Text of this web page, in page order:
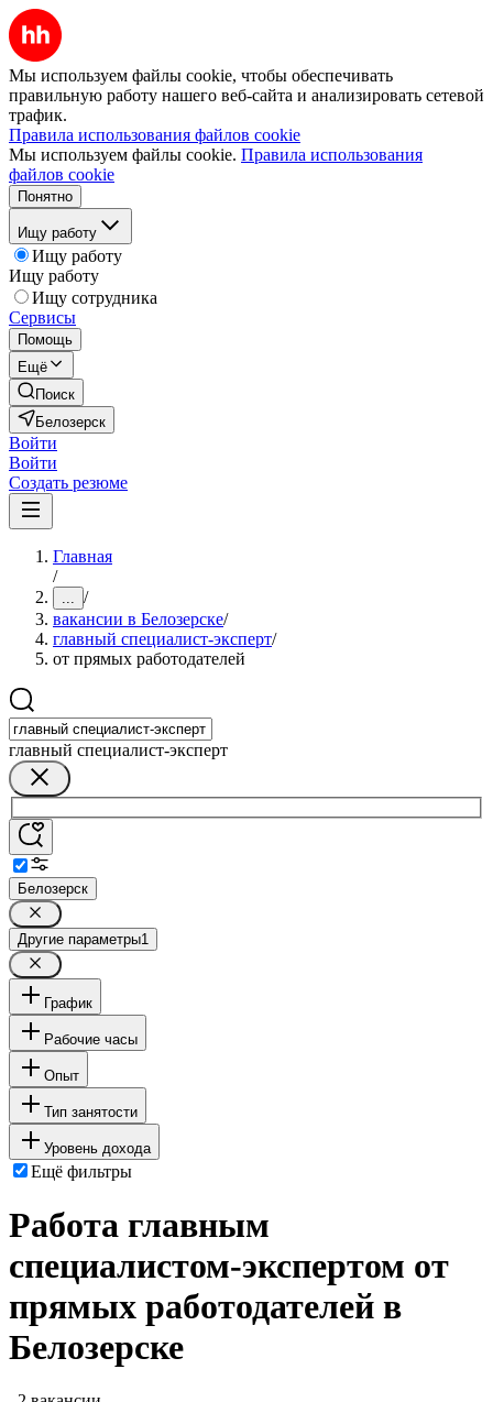
Мы используем файлы cookie, чтобы обеспечивать
правильную работу нашего веб-сайта и анализировать сетевой
трафик.
Правила использования файлов cookie
Мы используем файлы cookie. Правила использования
файлов cookie
Понятно
Ищу работу
Ищу работу
Ищу работу
Ищу сотрудника
Сервисы
Помощь
Ещё
Поиск
Белозерск
Войти
Войти
Создать резюме
Главная
/
... /
вакансии в Белозерске/
главный специалист-эксперт/
от прямых работодателей
главный специалист-эксперт
Белозерск
Другие параметры1
График
Рабочие часы
Опыт
Тип занятости
Уровень дохода
Ещё фильтры
Работа главным
специалистом-экспертом от
прямых работодателей в
Белозерске